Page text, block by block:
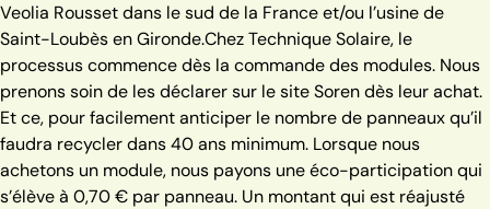
Veolia Rousset dans le sud de la France et/ou l’usine de
Saint-Loubès en Gironde.Chez Technique Solaire, le
processus commence dès la commande des modules. Nous
prenons soin de les déclarer sur le site Soren dès leur achat.
Et ce, pour facilement anticiper le nombre de panneaux qu’il
faudra recycler dans 40 ans minimum. Lorsque nous
achetons un module, nous payons une éco-participation qui
s’élève à 0,70 € par panneau. Un montant qui est réajusté